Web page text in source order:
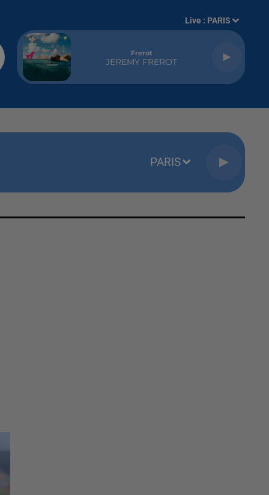
Live : PARIS
Frerot
JEREMY FREROT
PARIS